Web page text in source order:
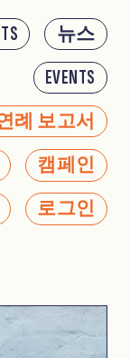
뉴스
EVENTS
례 보고서
캠페인
로그인